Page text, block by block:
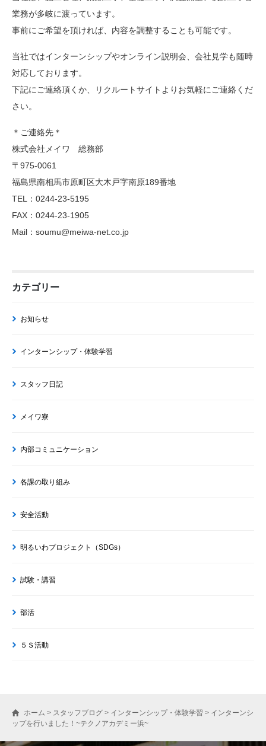
業務が多岐に渡っています。
事前にご希望を頂ければ、内容を調整することも可能です。
当社ではインターンシップやオンライン説明会、会社見学も随時
対応しております。
下記にご連絡頂くか、リクルートサイトよりお気軽にご連絡くだ
さい。
＊ご連絡先＊
株式会社メイワ 総務部
〒975-0061
福島県南相馬市原町区大木戸字南原189番地
TEL：0244-23-5195
FAX：0244-23-1905
Mail：soumu@meiwa-net.co.jp
カテゴリー
お知らせ
インターンシップ・体験学習
スタッフ日記
メイワ寮
内部コミュニケーション
各課の取り組み
安全活動
明るいわプロジェクト（SDGs）
試験・講習
部活
５Ｓ活動
ホーム > スタッフブログ > インターンシップ・体験学習 > インターンシ
ップを行いました！~テクノアカデミー浜~